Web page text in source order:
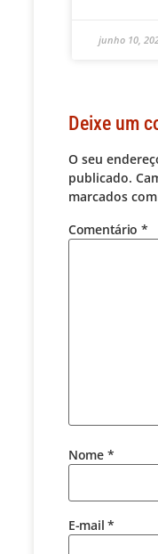
junho 10,
Deixe um
O seu
publicado.
marcados com
Comentário *
Nome *
E-mail *